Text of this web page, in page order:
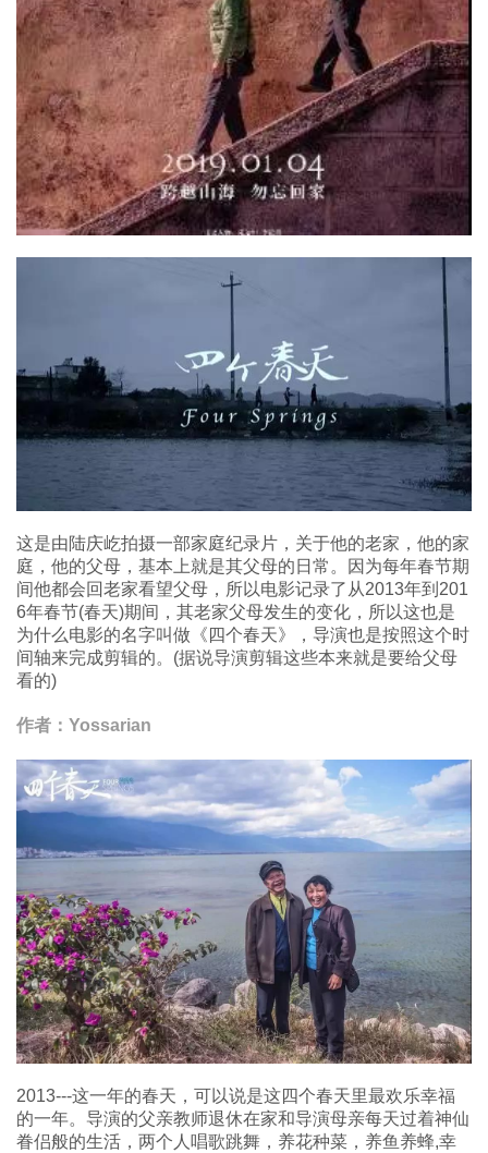
这是由陆庆屹拍摄一部家庭纪录片，关于他的老家，他的家
庭，他的父母，基本上就是其父母的日常。因为每年春节期
间他都会回老家看望父母，所以电影记录了从2013年到201
6年春节(春天)期间，其老家父母发生的变化，所以这也是
为什么电影的名字叫做《四个春天》，导演也是按照这个时
间轴来完成剪辑的。(据说导演剪辑这些本来就是要给父母
看的)
作者：Yossarian
2013---这一年的春天，可以说是这四个春天里最欢乐幸福
的一年。导演的父亲教师退休在家和导演母亲每天过着神仙
眷侣般的生活，两个人唱歌跳舞，养花种菜，养鱼养蜂,幸